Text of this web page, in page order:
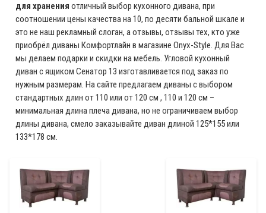
для хранения отличный выбор кухонного дивана, при
соотношении цены качества на 10, по десяти бальной шкале и
это не наш рекламный слоган, а отзывы, отзывы тех, кто уже
приобрёл диваны Комфортлайн в магазине Onyx-Style. Для Вас
мы делаем подарки и скидки на мебель. Угловой кухонный
диван с ящиком Сенатор 13 изготавливается под заказ по
нужным размерам. На сайте предлагаем диваны с выбором
стандартных длин от 110 или от 120 см , 110 и 120 см –
минимальная длина плеча дивана, но не ограничиваем выбор
длины дивана, смело заказывайте диван длиной 125*155 или
133*178 см.